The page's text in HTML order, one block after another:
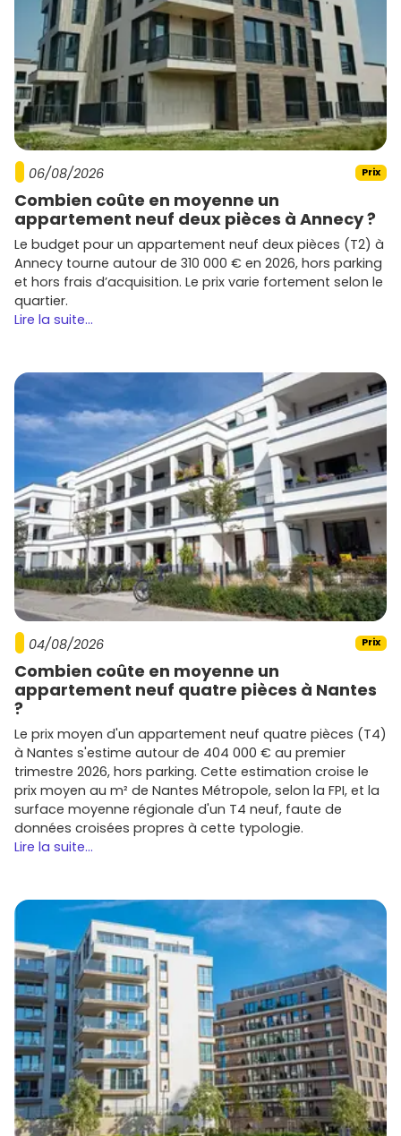
06/08/2026 Prix
Combien coûte en moyenne un
appartement neuf deux pièces à Annecy ?
Le budget pour un appartement neuf deux pièces (T2) à
Annecy tourne autour de 310 000 € en 2026, hors parking
et hors frais d’acquisition. Le prix varie fortement selon le
quartier.
Lire la suite...
04/08/2026 Prix
Combien coûte en moyenne un
appartement neuf quatre pièces à Nantes
?
Le prix moyen d'un appartement neuf quatre pièces (T4)
à Nantes s'estime autour de 404 000 € au premier
trimestre 2026, hors parking. Cette estimation croise le
prix moyen au m² de Nantes Métropole, selon la FPI, et la
surface moyenne régionale d'un T4 neuf, faute de
données croisées propres à cette typologie.
Lire la suite...